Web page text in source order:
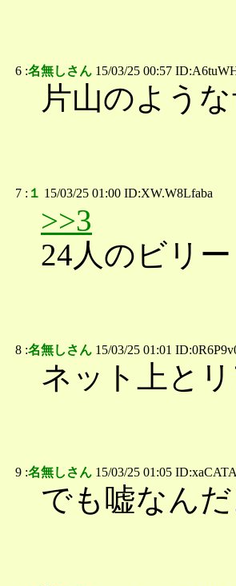
6 :名無しさん 15/03/25 00:57
片山のよう
7 : １ 15/03/25 01:00 ID:XW.W8Lfaba
>>3
24人のビリ
8 :名無しさん 15/03/25 01:01
ネット上と
9 :名無しさん 15/03/25 01:05
でも嘘なんだ